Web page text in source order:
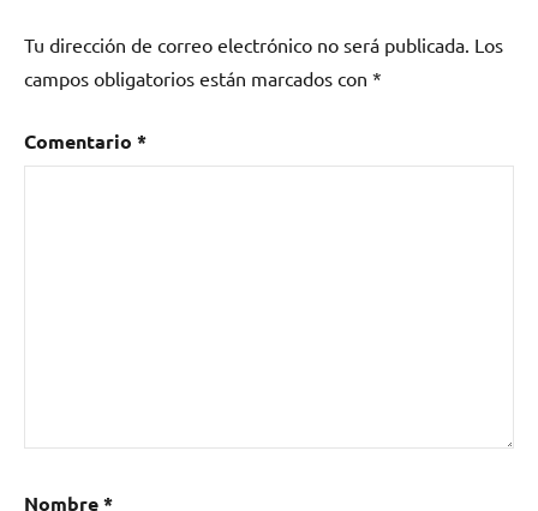
fin
de
hip
Tu dirección de correo electrónico no será publicada. Los
campos obligatorios están marcados con *
Comentario *
Nombre*